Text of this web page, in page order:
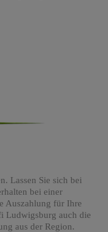
Lassen Sie sich bei
bei einer
Auszahlung für Ihre
Ludwigsburg auch die
aus der Region.